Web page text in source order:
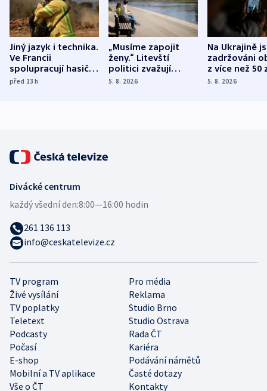
Jiný jazyk i technika.
Ve Francii
spolupracují hasiči z
různých zemí
před 13h
„Musíme zapojit
ženy.“ Litevští
politici zvažují
dohodu o
5. 8. 2026
Na Ukrajině
zadržováni
z více než 50
Bojovali na
5. 8. 2026
TV program
Pro média
Živé vysílání
Reklama
TV poplatky
Studio Brno
Teletext
Studio Ostrava
Podcasty
Rada ČT
Počasí
Kariéra
E-shop
Podávání námětů
Mobilní a TV aplikace
Časté dotazy
Vše o ČT
Kontakty
Divácké centrum
každý všední den:8:00—16:00 hodin
261 136 113
info@ceskatelevize.cz